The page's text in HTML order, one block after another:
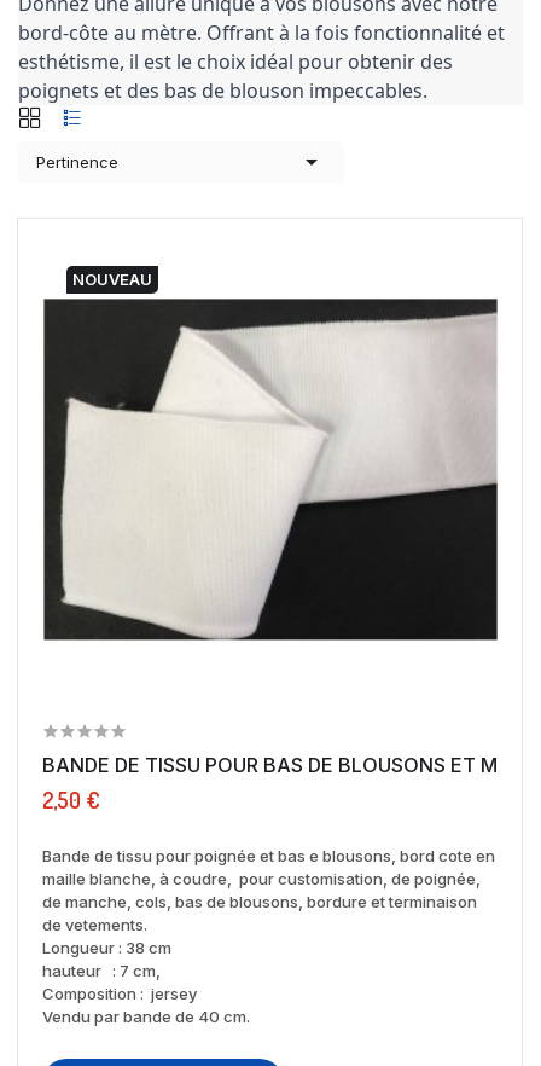
bord-côte au mètre. Offrant à la fois fonctionnalité et
esthétisme, il est le choix idéal pour obtenir des
poignets et des bas de blouson impeccables.
Pertinence 
NOUVEAU
BANDE DE TISSU POUR BAS DE BLOUSONS ET
2,50 €
Bande de tissu pour poignée et bas e blousons, bord cote en
maille blanche, à coudre, pour customisation, de poignée,
de manche, cols, bas de blousons, bordure et terminaison
de vetements.
Longueur : 38 cm
hauteur : 7 cm,
Composition : jersey
Vendu par bande de 40 cm.